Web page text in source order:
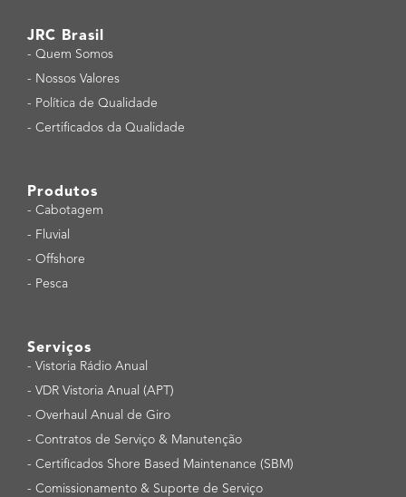
JRC Brasil
- Quem Somos
- Nossos Valores
- Política de Qualidade
- Certificados da Qualidade
Produtos
- Cabotagem
- Fluvial
- Offshore
- Pesca
Serviços
- Vistoria Rádio Anual
- VDR Vistoria Anual (APT)
- Overhaul Anual de Giro
- Contratos de Serviço & Manutenção
- Certificados Shore Based Maintenance (SBM)
- Comissionamento & Suporte de Serviço